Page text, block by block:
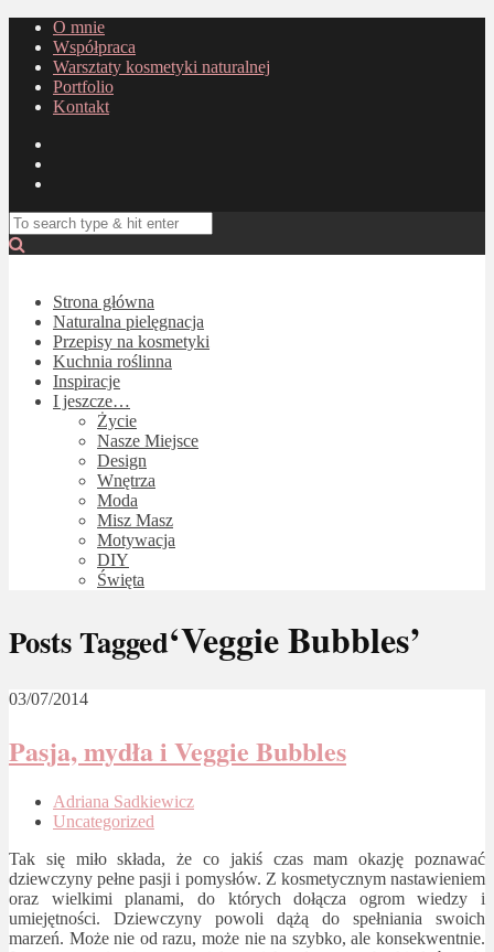
O mnie
Współpraca
Warsztaty kosmetyki naturalnej
Portfolio
Kontakt
Strona główna
Naturalna pielęgnacja
Przepisy na kosmetyki
Kuchnia roślinna
Inspiracje
I jeszcze…
Życie
Nasze Miejsce
Design
Wnętrza
Moda
Misz Masz
Motywacja
DIY
Święta
Posts Tagged‘Veggie Bubbles’
03/07/2014
Pasja, mydła i Veggie Bubbles
Adriana Sadkiewicz
Uncategorized
Tak się miło składa, że co jakiś czas mam okazję poznawać
dziewczyny pełne pasji i pomysłów. Z kosmetycznym nastawieniem
oraz wielkimi planami, do których dołącza ogrom wiedzy i
umiejętności. Dziewczyny powoli dążą do spełniania swoich
marzeń. Może nie od razu, może nie na szybko, ale konsekwentnie.